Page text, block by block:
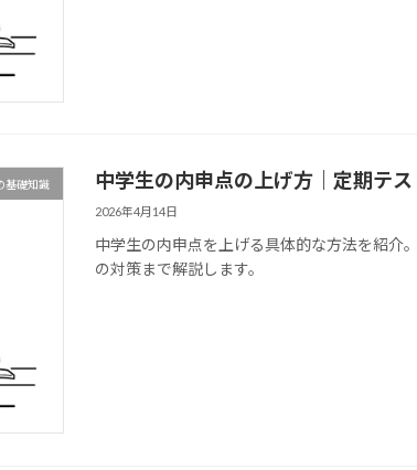
基礎知識 中学生の内申点の上げ方｜定期テ
2026年4月14日
中学生の内申点を上げる具体的な方法を紹介
の対策まで解説します。